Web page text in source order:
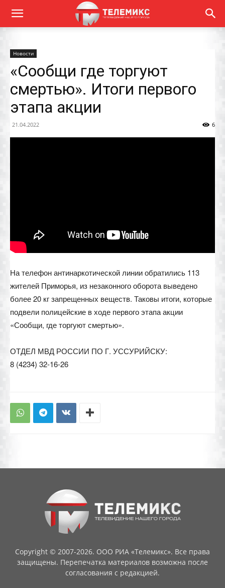
Новости
«Сообщи где торгуют
смертью». Итоги первого
этапа акции
21.04.2022 6
На телефон антинаркотической линии обратились 113
жителей Приморья, из незаконного оборота выведено
более 20 кг запрещенных веществ. Таковы итоги, которые
подвели полицейские в ходе первого этапа акции
«Сообщи, где торгуют смертью».
ОТДЕЛ МВД РОССИИ ПО Г. УССУРИЙСКУ:
8 (4234) 32-16-26
Copyright © 2007-2026. ООО РИА «Телемикс». Все права
защищены. Перепечатка материалов возможна после
согласования с редакцией.